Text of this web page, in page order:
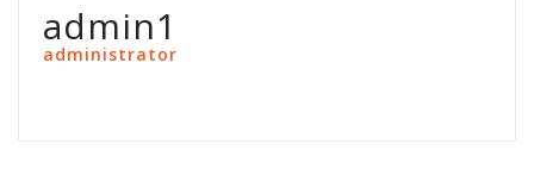
admin1
administrator